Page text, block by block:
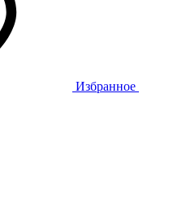
Избранное